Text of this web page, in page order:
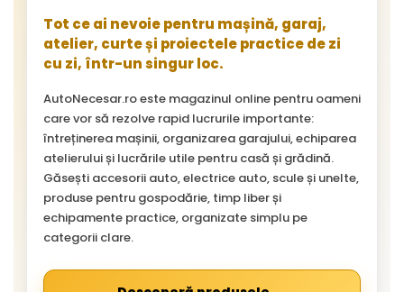
Tot ce ai nevoie pentru mașină, garaj,
atelier, curte și proiectele practice de zi
cu zi, într-un singur loc.
AutoNecesar.ro este magazinul online pentru oameni
care vor să rezolve rapid lucrurile importante:
întreținerea mașinii, organizarea garajului, echiparea
atelierului și lucrările utile pentru casă și grădină.
Găsești accesorii auto, electrice auto, scule și unelte,
produse pentru gospodărie, timp liber și
echipamente practice, organizate simplu pe
categorii clare.